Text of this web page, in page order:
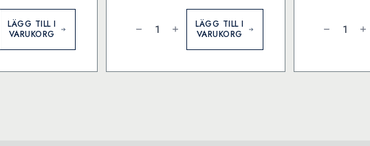
LÄGG TILL I
VARUKORG
mm
LÄGG TILL I
VARUKORG
Passare
st